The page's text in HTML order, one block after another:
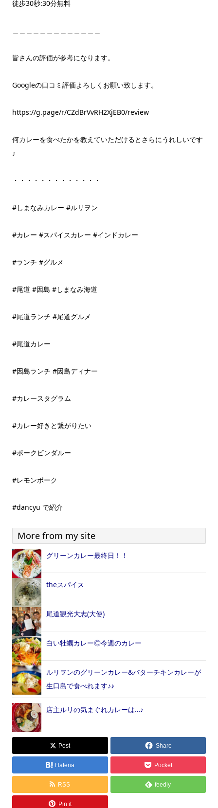
徒歩30秒:30分無料
皆さんの評価が参考になります。
Googleの口コミ評価よろしくお願い致します。
https://g.page/r/CZdBrVvRH2XjEB0/review
何カレーを食べたかを教えていただけるとさらにうれしいです
♪
・・・・・・・・・・・・・
#しまなみカレー #ルリヲン
#カレー #スパイスカレー #インドカレー
#ランチ #グルメ
#尾道 #因島 #しまなみ海道
#尾道ランチ #尾道グルメ
#尾道カレー
#因島ランチ #因島ディナー
#カレースタグラム
#カレー好きと繋がりたい
#ポークビンダルー
#レモンポーク
#dancyu で紹介
More from my site
グリーンカレー最終日！！
theスパイス
尾道観光大志(大使)
白い牡蠣カレー◎今週のカレー
ルリヲンのグリーンカレー&バターチキンカレーが
生口島で食べれます♪♪
店主ルリの気まぐれカレーは…♪
Post Share
Hatena Pocket
RSS feedly
Pin it